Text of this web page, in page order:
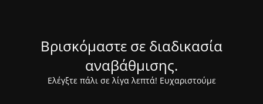
Βρισκόμαστε σε διαδικασία
αναβάθμισης.
Ελέγξτε πάλι σε λίγα λεπτά! Ευχαριστούμε